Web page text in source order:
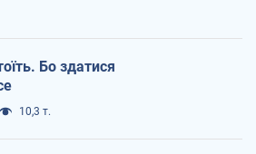
Бо здатися
10,3 т.